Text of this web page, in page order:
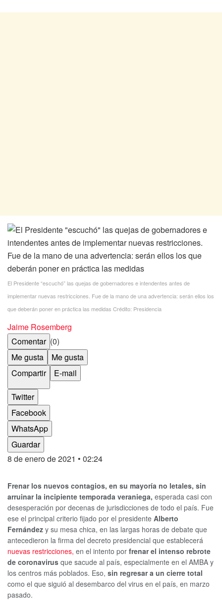
El Presidente “escuchó” las quejas de gobernadores e intendentes antes de
implementar nuevas restricciones. Fue de la mano de una advertencia: serán ellos los
que deberán poner en práctica las medidas Crédito: Presidencia
Jaime Rosemberg
Comentar (0)
Me gusta
Me gusta
Compartir
E-mail
Twitter
Facebook
WhatsApp
Guardar
8 de enero de 2021 • 02:24
Frenar los nuevos contagios, en su mayoría no letales, sin
arruinar la incipiente temporada veraniega, esperada casi con
desesperación por decenas de jurisdicciones de todo el país. Fue
ese el principal criterio fijado por el presidente Alberto
Fernández y su mesa chica, en las largas horas de debate que
antecedieron la firma del decreto presidencial que establecerá
nuevas restricciones, en el intento por frenar el intenso rebrote
de coronavirus que sacude al país, especialmente en el AMBA y
los centros más poblados. Eso, sin regresar a un cierre total
como el que siguió al desembarco del virus en el país, en marzo
pasado.